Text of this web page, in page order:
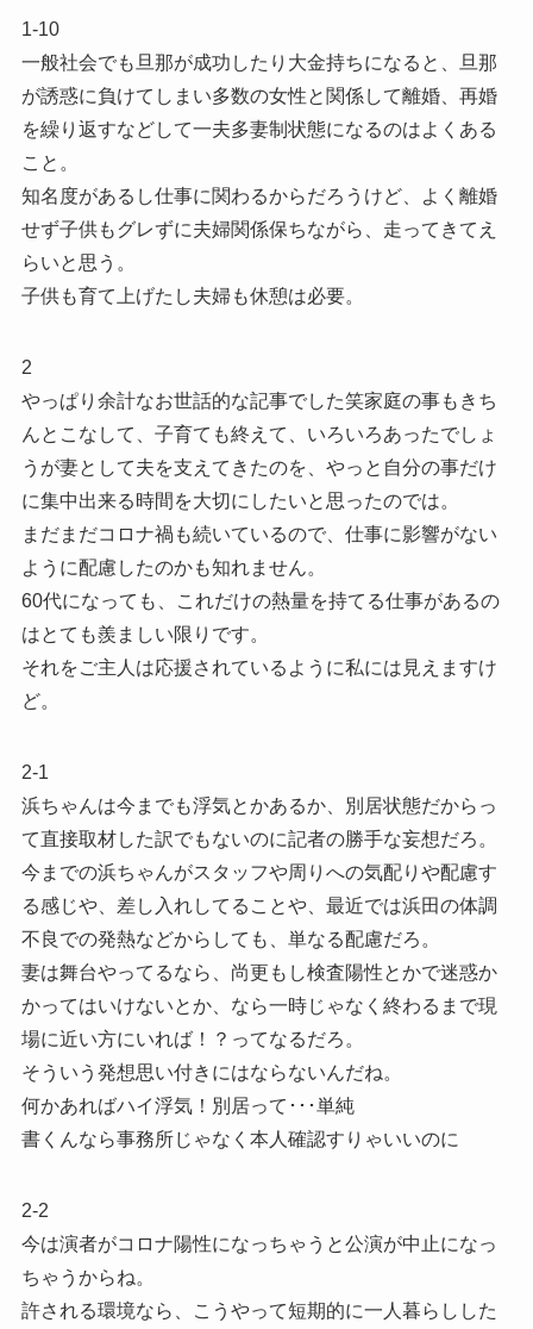
1-10
一般社会でも旦那が成功したり大金持ちになると、旦那
が誘惑に負けてしまい多数の女性と関係して離婚、再婚
を繰り返すなどして一夫多妻制状態になるのはよくある
こと。
知名度があるし仕事に関わるからだろうけど、よく離婚
せず子供もグレずに夫婦関係保ちながら、走ってきてえ
らいと思う。
子供も育て上げたし夫婦も休憩は必要。
2
やっぱり余計なお世話的な記事でした笑家庭の事もきち
んとこなして、子育ても終えて、いろいろあったでしょ
うが妻として夫を支えてきたのを、やっと自分の事だけ
に集中出来る時間を大切にしたいと思ったのでは。
まだまだコロナ禍も続いているので、仕事に影響がない
ように配慮したのかも知れません。
60代になっても、これだけの熱量を持てる仕事があるの
はとても羨ましい限りです。
それをご主人は応援されているように私には見えますけ
ど。
2-1
浜ちゃんは今までも浮気とかあるか、別居状態だからっ
て直接取材した訳でもないのに記者の勝手な妄想だろ。
今までの浜ちゃんがスタッフや周りへの気配りや配慮す
る感じや、差し入れしてることや、最近では浜田の体調
不良での発熱などからしても、単なる配慮だろ。
妻は舞台やってるなら、尚更もし検査陽性とかで迷惑か
かってはいけないとか、なら一時じゃなく終わるまで現
場に近い方にいれば！？ってなるだろ。
そういう発想思い付きにはならないんだね。
何かあればハイ浮気！別居って･･･単純
書くんなら事務所じゃなく本人確認すりゃいいのに
2-2
今は演者がコロナ陽性になっちゃうと公演が中止になっ
ちゃうからね。
許される環境なら、こうやって短期的に一人暮らしした